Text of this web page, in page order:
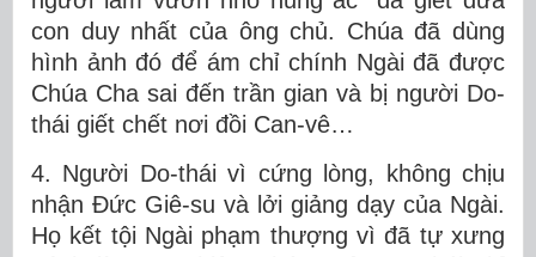
con duy nhất của ông chủ. Chúa đã dùng
hình ảnh đó để ám chỉ chính Ngài đã được
Chúa Cha sai đến trần gian và bị người Do-
thái giết chết nơi đồi Can-vê…
4. Người Do-thái vì cứng lòng, không chịu
nhận Đức Giê-su và lởi giảng dạy của Ngài.
Họ kết tội Ngài phạm thượng vì đã tự xưng